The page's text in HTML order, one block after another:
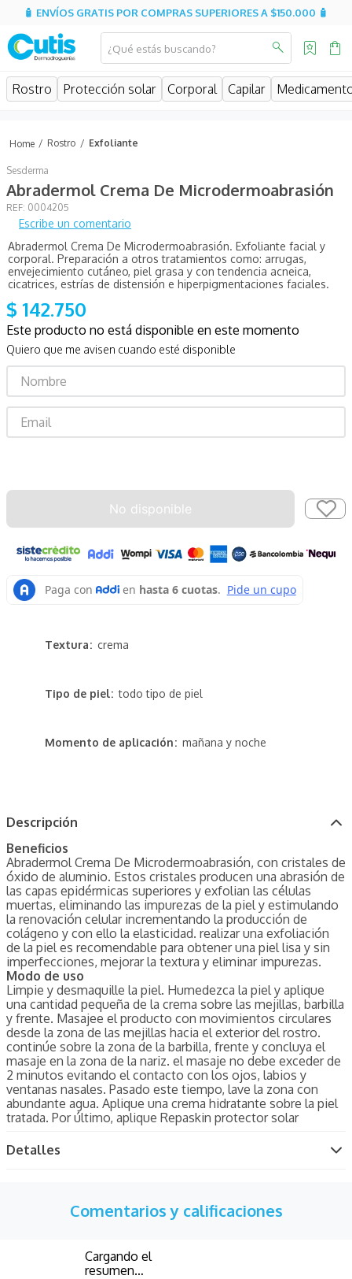
🧴 ENVÍOS GRATIS POR COMPRAS SUPERIORES A $150.000 🧴
¿Qué estás buscando?
Rostro Protección solar Corporal Capilar
Rostro Exfoliante
Sesderma
Abradermol Crema De Microdermoabrasión
: 0004205
Escribe un comentario
Abradermol Crema De Microdermoabrasión. Exfoliante facial y
corporal. Preparación a otros tratamientos como: arrugas,
envejecimiento cutáneo, piel grasa y con tendencia acneica,
cicatrices, estrías de distensión e hiperpigmentaciones faciales.
$ 142.750
Este producto no está disponible en este momento
Quiero que me avisen cuando esté disponible
No disponible
Tipo de piel todo tipo de piel
Textura crema
Momento de aplicación mañana y noche
Descripción
Beneficios
Abradermol Crema De Microdermoabrasión, con cristales de
óxido de aluminio. Estos cristales producen una abrasión de
las capas epidérmicas superiores y exfolian las células
muertas, eliminando las impurezas de la piel y estimulando
la renovación celular incrementando la producción de
colágeno y con ello la elasticidad. realizar una exfoliación
de la piel es recomendable para obtener una piel lisa y sin
imperfecciones, mejorar la textura y eliminar impurezas.
Modo de uso
Limpie y desmaquille la piel. Humedezca la piel y aplique
una cantidad pequeña de la crema sobre las mejillas, barbilla
y frente. Masajee el producto con movimientos circulares
desde la zona de las mejillas hacia el exterior del rostro.
continúe sobre la zona de la barbilla, frente y concluya el
masaje en la zona de la nariz. el masaje no debe exceder de
2 minutos evitando el contacto con los ojos, labios y
ventanas nasales. Pasado este tiempo, lave la zona con
abundante agua. Aplique una crema hidratante sobre la piel
tratada. Por último, aplique Repaskin protector solar
Detalles
Comentarios y calificaciones
Cargando el
resumen…
MÁS BUSCADOS
posay